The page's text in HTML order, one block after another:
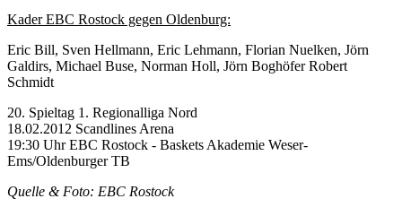
Kader EBC Rostock gegen Oldenburg:
Eric Bill, Sven Hellmann, Eric Lehmann, Florian Nuelken, Jörn
Galdirs, Michael Buse, Norman Holl, Jörn Boghöfer Robert
Schmidt
20. Spieltag 1. Regionalliga Nord
18.02.2012 Scandlines Arena
19:30 Uhr EBC Rostock - Baskets Akademie Weser-
Ems/Oldenburger TB
Quelle & Foto: EBC Rostock